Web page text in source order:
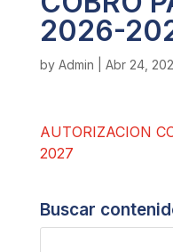
2026-
by Admin Abr 24,
AUTORIZACION
2027
Buscar